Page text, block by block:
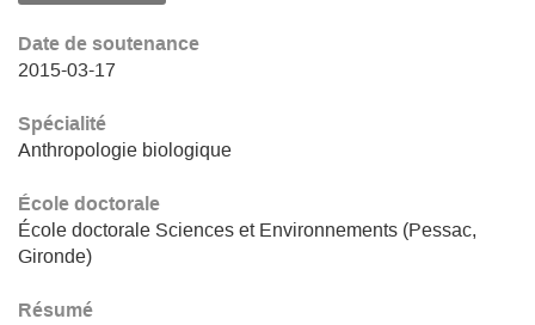
Date de soutenance
2015-03-17
Spécialité
Anthropologie biologique
École doctorale
École doctorale Sciences et Environnements (Pessac,
Gironde)
Résumé